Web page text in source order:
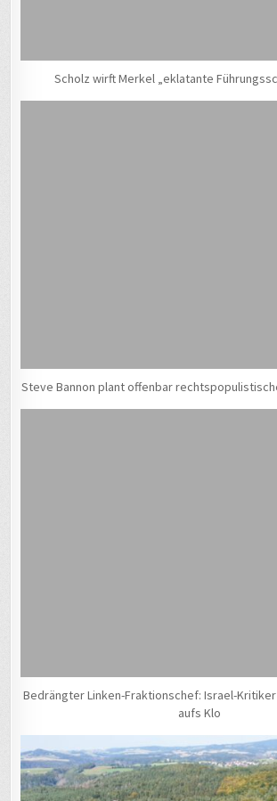
Scholz wirft Merkel „eklatante
Steve Bannon plant offenbar
Bedrängter Linken-Fraktionschef: Israel-
aufs Klo